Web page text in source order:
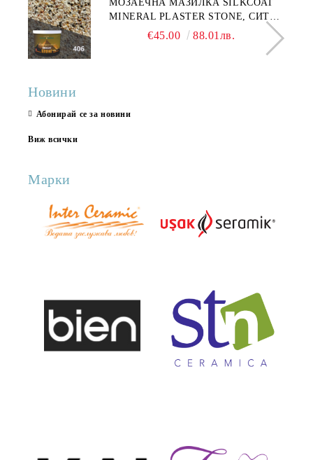
МОЗАЕЧНА МАЗИЛКА SILKCOAT
MINERAL PLASTER STONE, СИТЕН
КАМЪК 406 25КГ
€45.00 88.01лв.
Новини
Абонирай се за новини
Виж всички
Марки